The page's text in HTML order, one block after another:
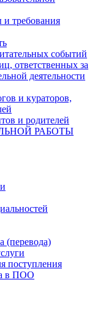
и требования
событий
ответственных за
деятельности
и кураторов,
и родителей
РАБОТЫ
(перевода)
поступления
в ПОО